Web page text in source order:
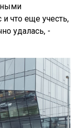
и что еще учесть,
удалась, -